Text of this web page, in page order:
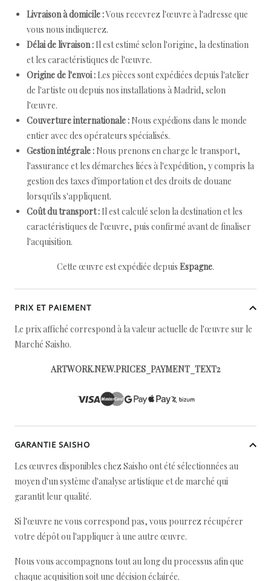
Livraison à domicile :Vous recevrez l'œuvre à l'adresse que
vous nous indiquerez.
Délai de livraison : Il est estimé selon l'origine, la destination
et les caractéristiques de l'œuvre.
Origine de l'envoi : Les pièces sont expédiées depuis l'atelier
de l'artiste ou depuis nos installations à Madrid, selon
l'œuvre.
Couverture internationale : Nous expédions dans le monde
entier avec des opérateurs spécialisés.
Gestion intégrale : Nous prenons en charge le transport,
l'assurance et les démarches liées à l'expédition, y compris la
gestion des taxes d'importation et des droits de douane
lorsqu'ils s'appliquent.
Coût du transport : Il est calculé selon la destination et les
caractéristiques de l'œuvre, puis confirmé avant de finaliser
l'acquisition.
Cette œuvre est expédiée depuis Espagne.
PRIX ET PAIEMENT
Le prix affiché correspond à la valeur actuelle de l'œuvre sur le
Marché Saisho.
ARTWORK.NEW.PRICES_PAYMENT_TEXT2
GARANTIE SAISHO
Les œuvres disponibles chez Saisho ont été sélectionnées au
moyen d'un système d'analyse artistique et de marché qui
garantit leur qualité.
Si l'œuvre ne vous correspond pas, vous pourrez récupérer
votre dépôt ou l'appliquer à une autre œuvre.
Nous vous accompagnons tout au long du processus afin que
chaque acquisition soit une décision éclairée.